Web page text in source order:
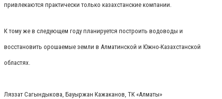
привлекаются практически только казахстанские компании.
К тому же в следующем году планируется построить водоводы и
восстановить орошаемые земли в Алматинской и Южно-Казахстанской
областях.
Ляззат Сагындыкова, Бауыржан Кажаканов, ТК «Алматы»